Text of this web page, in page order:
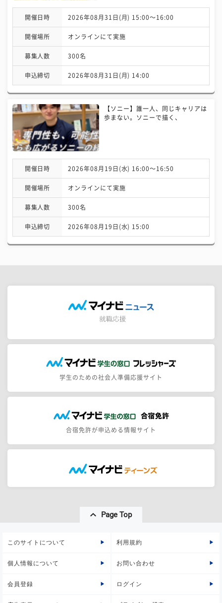
開催日時 2026年08月31日(月) 15:00〜16:00
開催場所 オンラインにて実施
募集人数 300名
申込締切 2026年08月31日(月) 14:00
【ソニー】誰一人、同じキャリアは
歩まない。ソニーで描く、
開催日時 2026年08月19日(水) 16:00〜16:50
開催場所 オンラインにて実施
募集人数 300名
申込締切 2026年08月19日(水) 15:00
学生のための社会人準備応援サイト
合宿免許が申込める情報サイト
Page Top
このサイトについて 利用規約
個人情報について お問い合わせ
会員登録 ログイン